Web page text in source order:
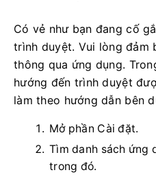
Có vẻ như bạn đang cố
trình duyệt. Vui lòng đảm
thông qua ứng dụng.
hướng đến trình duyệt
làm theo hướng dẫn bên
Mở phần Cài đặt.
Tìm danh sách ứng
trong đó.